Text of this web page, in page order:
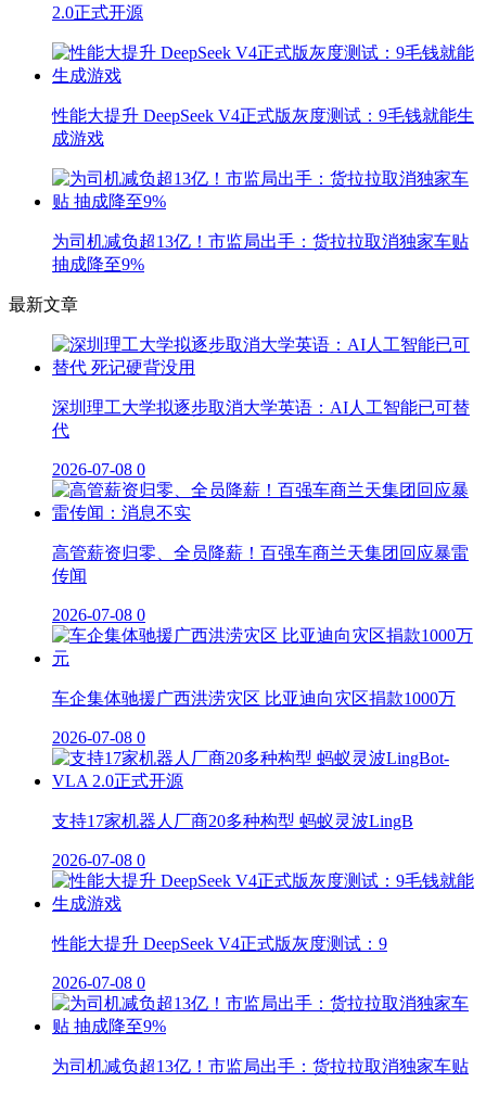
2.0正式开源
性能大提升 DeepSeek V4正式版灰度测试：9毛钱就能生
成游戏
为司机减负超13亿！市监局出手：货拉拉取消独家车贴
抽成降至9%
最新文章
深圳理工大学拟逐步取消大学英语：AI人工智能已可替
代
2026-07-08 0
高管薪资归零、全员降薪！百强车商兰天集团回应暴雷
传闻
2026-07-08 0
车企集体驰援广西洪涝灾区 比亚迪向灾区捐款1000万
2026-07-08 0
支持17家机器人厂商20多种构型 蚂蚁灵波LingB
2026-07-08 0
性能大提升 DeepSeek V4正式版灰度测试：9
2026-07-08 0
为司机减负超13亿！市监局出手：货拉拉取消独家车贴